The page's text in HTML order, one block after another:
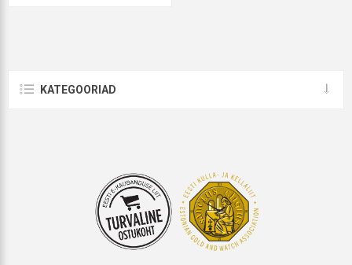
KATEGOORIAD